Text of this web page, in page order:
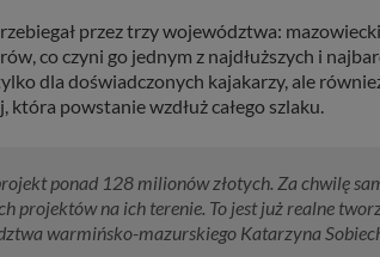
przez trzy województwa:
co czyni go jednym z najdłuższych i
dla doświadczonych kajakarzy, ale
powstanie wzdłuż całego szlaku.
ponad 128 milionów złotych. Za chwilę
projektów na ich terenie. To jest już realne
warmińsko-mazurskiego Katarzyna